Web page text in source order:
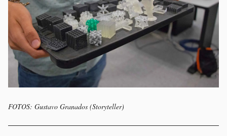
FOTOS: Gustavo Granados (Storyteller)